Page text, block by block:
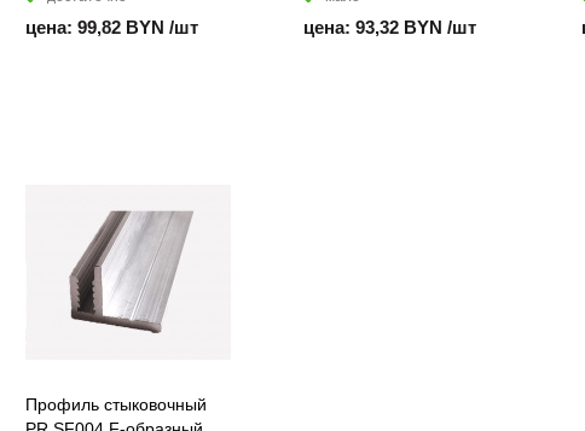
цена: 99,82 BYN /шт цена: 93,32 BYN /шт
Профиль стыковочный